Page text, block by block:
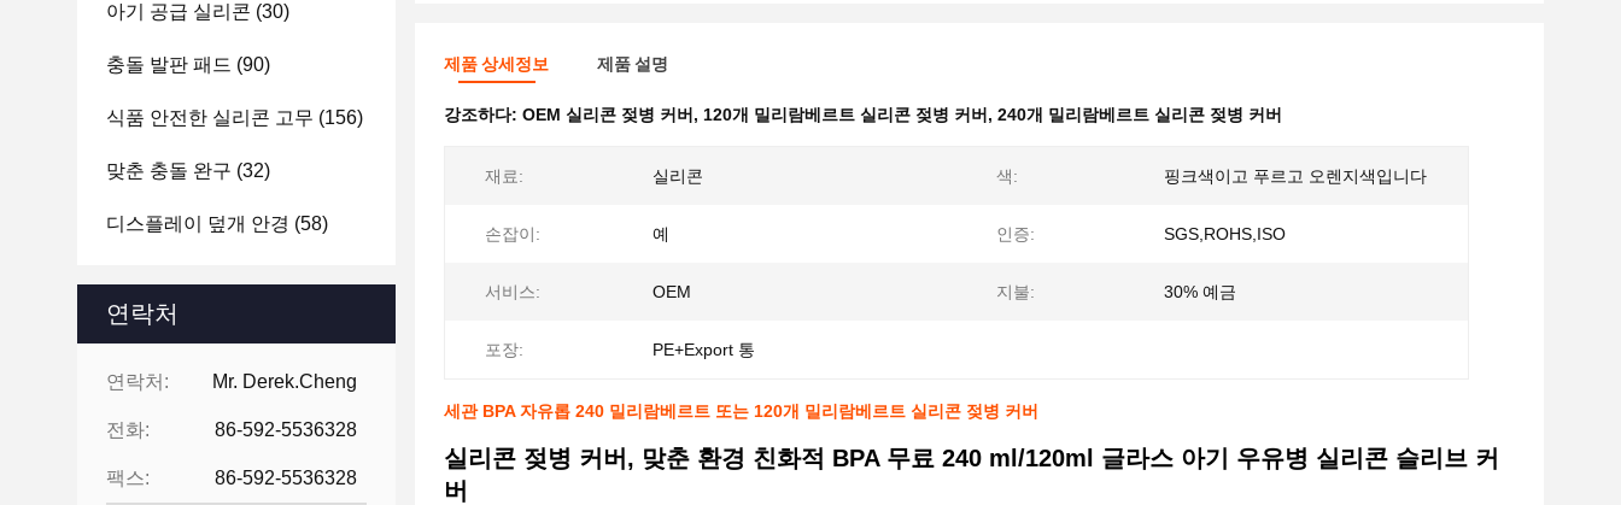
아기 공급 실리콘 (30)
충돌 발판 패드 (90)
식품 안전한 실리콘 고무 (156)
맞춘 충돌 완구 (32)
디스플레이 덮개 안경 (58)
연락처
연락처: Mr. Derek.Cheng
전화: 86-592-5536328
팩스: 86-592-5536328
제품 상세정보 제품 설명
강조하다: OEM 실리콘 젖병 커버 , 120개 밀리람베르트 실리콘 젖병 커버 , 240개 밀리람베르트 실리콘 젖병 커버
재료: 실리콘 색: 핑크색이고 푸르고 오렌지색입니다
손잡이: 예 인증: SGS,ROHS,ISO
서비스: OEM 지불: 30% 예금
포장: PE+Export 통
세관 BPA 자유롭 240 밀리람베르트 또는 120개 밀리람베르트 실리콘 젖병 커버
실리콘 젖병 커버, 맞춘 환경 친화적 BPA 무료 240 ml/120ml 글라스 아기 우유병 실리콘 슬리브 커
버